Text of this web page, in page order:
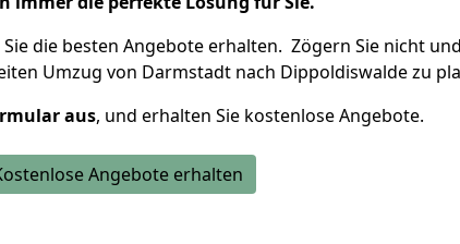
die besten Angebote erhalten. Zögern Sie nicht und
Umzug von Darmstadt nach Dippoldiswalde zu
aus, und erhalten Sie kostenlose Angebote.
Angebote erhalten